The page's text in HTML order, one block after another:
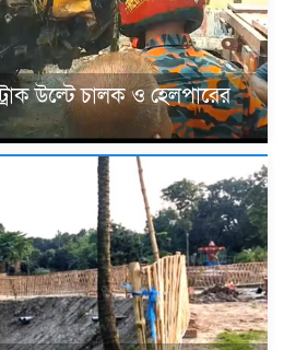
উল্টে চালক ও হেলপারের